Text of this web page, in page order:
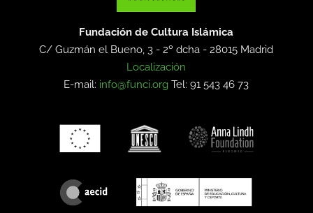
Fundación de Cultura Islámica
C/ Guzmán el Bueno, 3 - 2º dcha -28015 Madrid
Localización
E-mail: info@funci.org Tel: 91 543 46 73